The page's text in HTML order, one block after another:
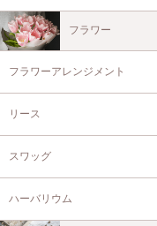
フラワー
フラワーアレンジメント
リース
スワッグ
ハーバリウム